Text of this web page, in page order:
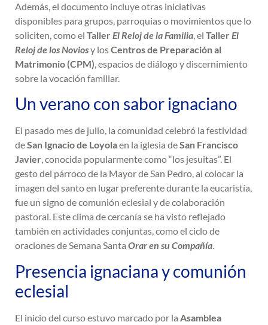
Además, el documento incluye otras iniciativas
disponibles para grupos, parroquias o movimientos que lo
soliciten, como el TallerEl Reloj de la Familia, el TallerEl
Reloj de los Noviosy losCentros de Preparación al
Matrimonio (CPM), espacios de diálogo y discernimiento
sobre la vocación familiar.
Un verano con sabor ignaciano
El pasado mes de julio, la comunidad celebró la festividad
deSan Ignacio de Loyolaen la iglesia deSan Francisco
Javier, conocida popularmente como “los jesuitas”. El
gesto del párroco de la Mayor de San Pedro, al colocar la
imagen del santo en lugar preferente durante la eucaristía,
fue un signo de comunión eclesial y de colaboración
pastoral. Este clima de cercanía se ha visto reflejado
también en actividades conjuntas, como el ciclo de
oraciones de Semana Santa Orar en su Compañía.
Presencia ignaciana y comunión
eclesial
El inicio del curso estuvo marcado por la Asamblea